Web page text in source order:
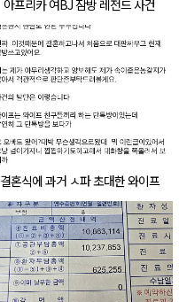
아프리카 여BJ 잠방 레전드 사건
결혼식에 과거 ㅅ파 초대한 와이프